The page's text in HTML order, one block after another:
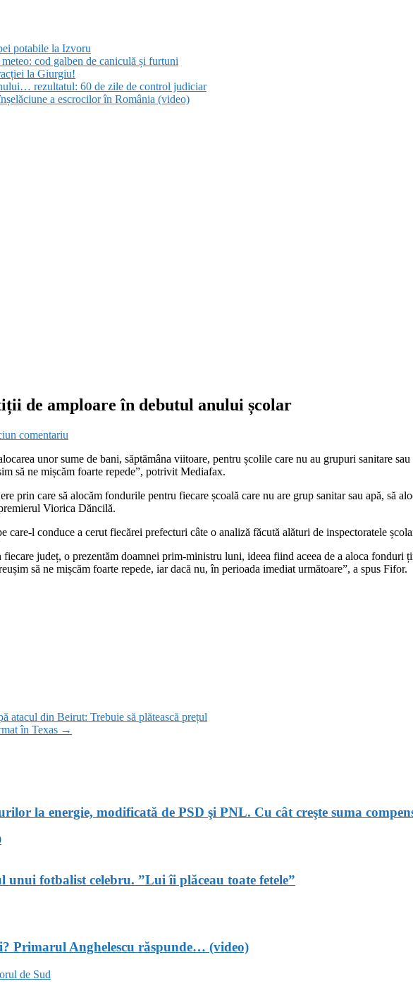
potabile la Izvoru
cod galben de caniculă și furtuni
la Giurgiu!
rezultatul: 60 de zile de control judiciar
a escrocilor în România (video)
de amploare în debutul anului școlar
comentariu
unor sume de bani, săptămâna viitoare, pentru școlile care nu au grupuri sanitare
să ne mișcăm foarte repede”, potrivit Mediafax.
prin care să alocăm fondurile pentru fiecare școală care nu are grup sanitar sau apă, să
Viorica Dăncilă.
l conduce a cerut fiecărei prefecturi câte o analiză făcută alături de inspectoratele
județ, o prezentăm doamnei prim-ministru luni, ideea fiind aceea de a aloca fonduri
să ne mișcăm foarte repede, iar dacă nu, în perioada imediat următoare”, a spus Fifor.
atacul din Beirut: Trebuie să plătească prețul
în Texas →
la energie, modificată de PSD şi PNL. Cu cât creşte suma
unui fotbalist celebru. ”Lui îi plăceau toate fetele”
Primarul Anghelescu răspunde… (video)
de Sud